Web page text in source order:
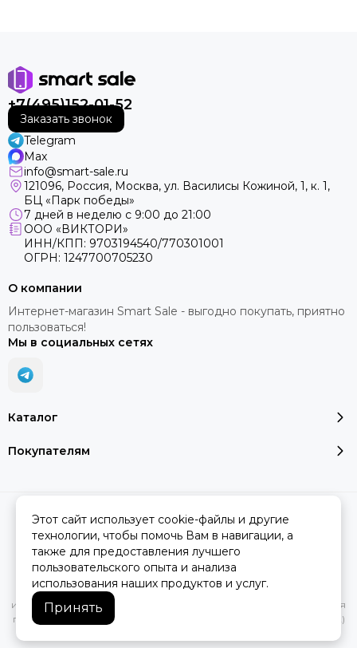
+7(495)152-01-52
Заказать звонок
Telegram
Max
info@smart-sale.ru
121096, Россия, Москва, ул. Василисы Кожиной, 1, к. 1,
БЦ «Парк победы»
7 дней в неделю с 9:00 до 21:00
ООО «ВИКТОРИ»
ИНН/КПП: 9703194540/770301001
ОГРН: 1247700705230
Каталог
Покупателям
О компании
Интернет-магазин Smart Sale - выгодно покупать, приятно
пользоваться!
Мы в социальных сетях
2026 © SMART SALE.Карта сайта
характеристик, стоимости товаров и услуг, носит
информационный характер и ни при каких условиях не является
публичной офертой, определяемой положениями Статьи 437(2)
Этот сайт использует cookie-файлы и другие
технологии, чтобы помочь Вам в навигации, а
также для предоставления лучшего
пользовательского опыта и анализа
использования наших продуктов и услуг.
Принять